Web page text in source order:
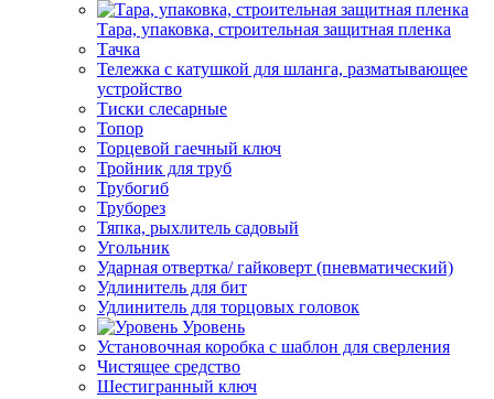
Тара, упаковка, строительная защитная пленка
Тачка
Тележка с катушкой для шланга, разматывающее
устройство
Тиски слесарные
Топор
Торцевой гаечный ключ
Тройник для труб
Трубогиб
Труборез
Тяпка, рыхлитель садовый
Угольник
Ударная отвертка/ гайковерт (пневматический)
Удлинитель для бит
Удлинитель для торцовых головок
Уровень
Установочная коробка с шаблон для сверления
Чистящее средство
Шестигранный ключ